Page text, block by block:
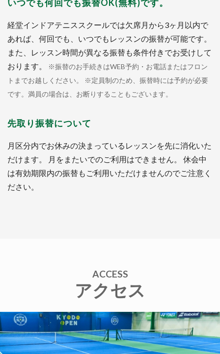
いつでも何回でも振替OK(無料)です。
経堂インドアテニススクールでは欠席月から3ヶ月以内で
あれば、何回でも、いつでもレッスンの振替が可能です。
また、レッスン時間が異なる振替も条件付きでお受けして
おります。
※振替のお手続きはWEB予約・お電話またはフロン
トまでお越しください。 ※定員制のため、振替時には予約が必要
です。満員の場合は、お断りすることもございます。
先取り振替について
月区分内でお休みの決まっているレッスンを先に消化いた
だけます。 月をまたいでのご利用はできません。 休会中
は有効期限内の振替もご利用いただけませんのでご注意く
ださい。
ACCESS
アクセス